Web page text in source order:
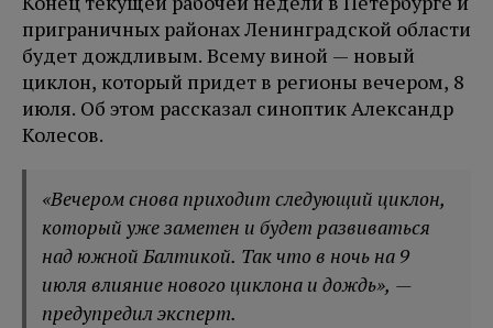
приграничных районах Ленинградской области
будет дождливым. Всему виной — новый
циклон, который придет в регионы вечером, 8
июля. Об этом рассказал синоптик Александр
Колесов.
«Вечером снова приходит следующий циклон,
который уже заметен и будет развиваться
над южной Балтикой. Так что в ночь на 9
июля влияние нового циклона и дождь», —
предупредил эксперт.